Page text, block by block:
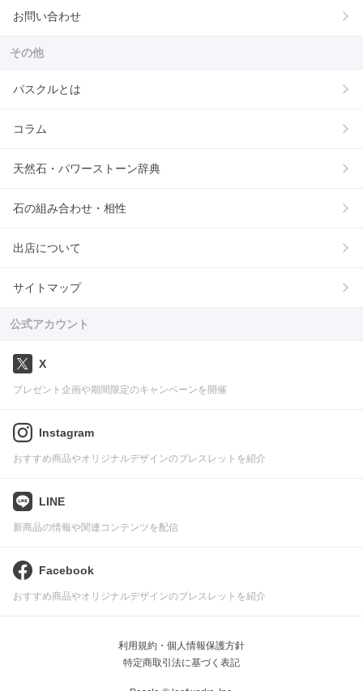
お問い合わせ
その他
パスクルとは
コラム
天然石・パワーストーン辞典
石の組み合わせ・相性
出店について
サイトマップ
公式アカウント
X
プレゼント企画や期間限定のキャンペーンを開催
Instagram
おすすめ商品やオリジナルデザインのブレスレットを紹介
LINE
新商品の情報や関連コンテンツを配信
Facebook
おすすめ商品やオリジナルデザインのブレスレットを紹介
利用規約・個人情報保護方針
特定商取引法に基づく表記